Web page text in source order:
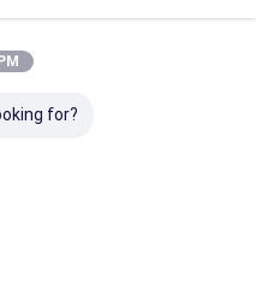
for?